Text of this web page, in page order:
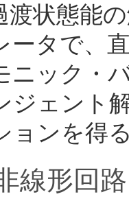
渡状態能
ータで、
ニック・
ジェント
ョンを得
線形回路